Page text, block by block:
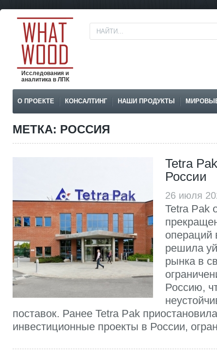
Исследования и
аналитика в ЛПК
О ПРОЕКТЕ КОНСАЛТИНГ НАШИ ПРОДУКТЫ
МЕТКА: РОССИЯ
Tetra
России
26 июля
Tetra Pak
операций
решила
рынка в
Россию,
поставок. Ранее Tetra Pak
инвестиционные проекты в России,